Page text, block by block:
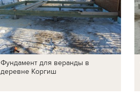
Фундамент для веранды в
деревне Коргиш